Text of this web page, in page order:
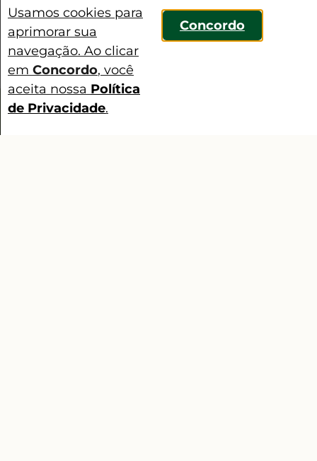
manutenção da floresta em pé.
ANTERIOR
Dia do Meio Ambiente: é tempo de promover a conscientização
Concordo
Usamos cookies para
aprimorar sua
navegação. Ao clicar
em Concordo, você
aceita nossa Política
de Privacidade.